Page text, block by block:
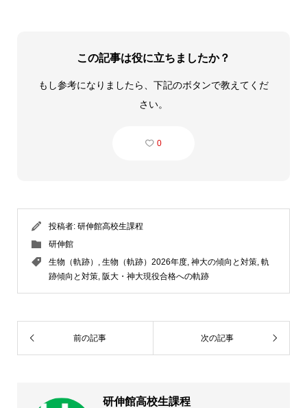
この記事は役に立ちましたか？
もし参考になりましたら、下記のボタンで教えてくだ
さい。
0
投稿者: 研伸館高校生課程
研伸館
生物（軌跡） , 生物（軌跡）2026年度, 神大の傾向と対策, 軌
跡傾向と対策, 阪大・神大現役合格への軌跡
前の記事 次の記事
研伸館高校生課程